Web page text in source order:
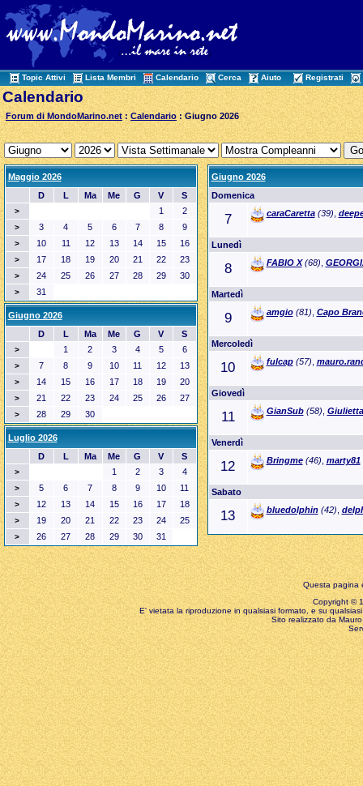
Topic Attivi Lista Membri Calendario Cerca Aiuto Registrati
Calendario
Forum di MondoMarino.net :Calendario : Giugno 2026
Maggio 2026
D
L Ma Me G V S
> 1 2
> 3 4 5 6 7 8 9
> 10 11 12 13 14 15 16
> 17 18 19 20 21 22 23
> 24 25 26 27 28 29 30
> 31
Giugno 2026
Domenica
7 caraCaretta(39),
Lunedì
8 FABIO X(68),
Martedì
9 amgio(81), Capo
Mercoledì
10 fulcap(57),
Giovedì
11 GianSub(58),
Venerdì
12 Bringme(46), marty81
Sabato
13 bluedolphin(42),
Giugno 2026
D
L Ma Me G V S
> 1 2 3 4 5 6
> 7 8 9 10 11 12 13
> 14 15 16 17 18 19 20
> 21 22 23 24 25 26 27
> 28 29 30
Luglio 2026
D
L Ma Me G V S
> 1 2 3 4
> 5 6 7 8 9 10 11
> 12 13 14 15 16 17 18
> 19 20 21 22 23 24 25
> 26 27 28 29 30 31
Questa pagina
Copyright ©
E' vietata la riproduzione in qualsiasi formato, e su
Sito realizzato da